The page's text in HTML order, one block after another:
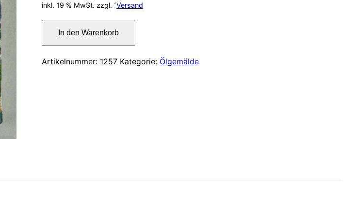
inkl. 19 % MwSt. zzgl. Versand
Alm
in
In den Warenkorb
Artikelnummer: 1257 Kategorie: Ölgemälde